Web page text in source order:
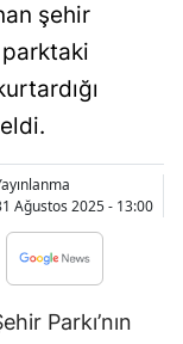
Artvin
Aydın
Balıkesir
Bilecik
Bingöl
Bitlis
Bolu
şehir
parktaki
Ağustos 2025 - 13:00
Parkı’nın